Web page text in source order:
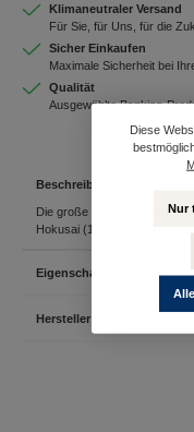
Klimaneutraler Versand
Für Sie, für Uns, für die
Sicher Einkaufen
Maximale Sicherheit bei
Qualität
Ausgewählte Banking-
Beschreibung
Die große Welle vor
Hokusai (1760-1849)Die
Eigenschaften
Hersteller
Diese
Nur